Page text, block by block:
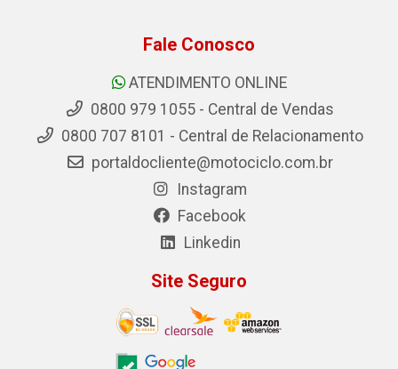
Fale Conosco
ATENDIMENTO ONLINE
0800 979 1055 - Central de Vendas
0800 707 8101 - Central de Relacionamento
portaldocliente@motociclo.com.br
Instagram
Facebook
Linkedin
Site Seguro